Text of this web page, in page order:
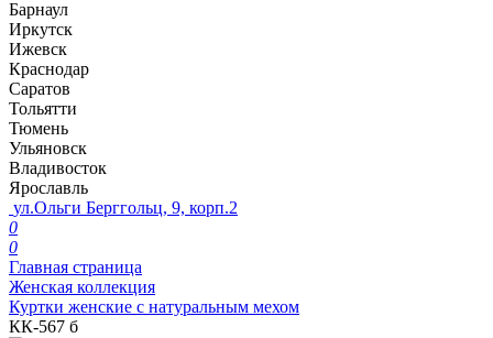
Барнаул
Иркутск
Ижевск
Краснодар
Саратов
Тольятти
Тюмень
Ульяновск
Владивосток
Ярославль
ул.Ольги Берггольц, 9, корп.2
0
0
Главная страница
Женская коллекция
Куртки женские с натуральным мехом
КК-567 б